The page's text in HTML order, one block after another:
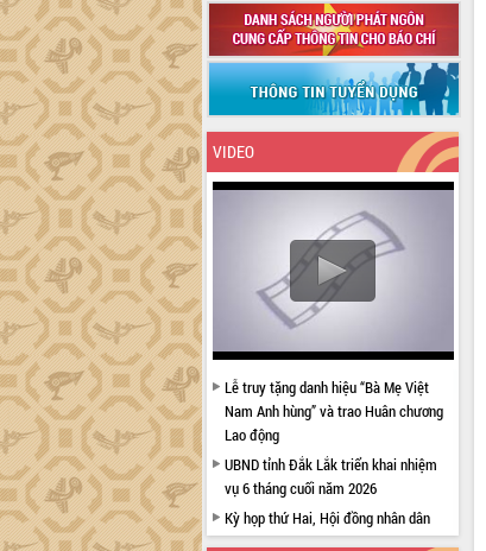
VIDEO
Lễ truy tặng danh hiệu “Bà Mẹ Việt
Nam Anh hùng” và trao Huân chương
Lao động
UBND tỉnh Đắk Lắk triển khai nhiệm
vụ 6 tháng cuối năm 2026
Kỳ họp thứ Hai, Hội đồng nhân dân
tỉnh khóa XI quyết nghị nhiều nội dung